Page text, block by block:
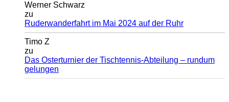
Werner Schwarz
zu
Ruderwanderfahrt im Mai 2024 auf der Ruhr
Timo Z
zu
Das Osterturnier der Tischtennis-Abteilung – rundum
gelungen